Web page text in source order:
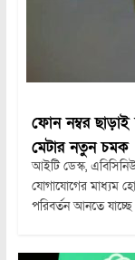
ফোন নম্বর ছাড়াই
মেটার নতুন চমক
আইটি ডেস্ক,
যোগাযোগের মাধ্যম
পরিবর্তন আনতে